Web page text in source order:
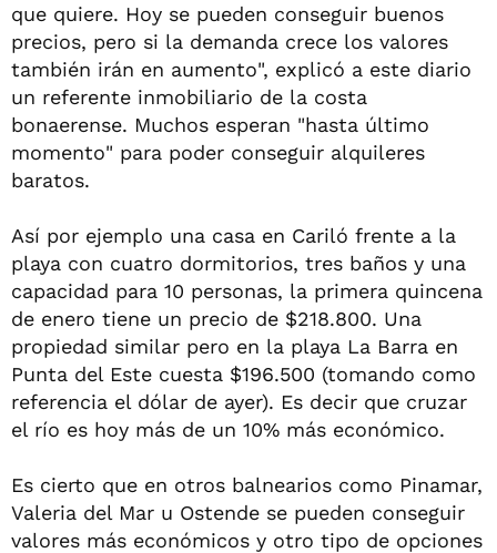
que quiere. Hoy se pueden conseguir buenos
precios, pero si la demanda crece los valores
también irán en aumento", explicó a este diario
un referente inmobiliario de la costa
bonaerense. Muchos esperan "hasta último
momento" para poder conseguir alquileres
baratos.
Así por ejemplo una casa en Cariló frente a la
playa con cuatro dormitorios, tres baños y una
capacidad para 10 personas, la primera quincena
de enero tiene un precio de $218.800. Una
propiedad similar pero en la playa La Barra en
Punta del Este cuesta $196.500 (tomando como
referencia el dólar de ayer). Es decir que cruzar
el río es hoy más de un 10% más económico.
Es cierto que en otros balnearios como Pinamar,
Valeria del Mar u Ostende se pueden conseguir
valores más económicos y otro tipo de opciones